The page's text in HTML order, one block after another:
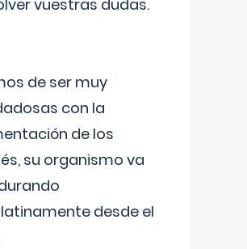
vuestras dudas.
de ser muy
con la
de los
su organismo va
desde el